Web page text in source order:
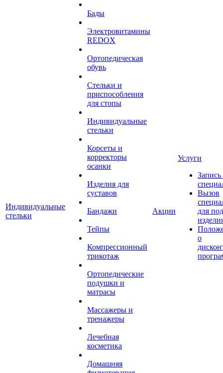
Индивидуальные
стельки
Бады
Электровитамины
REDOX
Ортопедическая
обувь
Стельки и
приспособления
для стопы
Индивидуальные
стельки
Корсеты и
корректоры
осанки
Изделия для
суставов
Бандажи
Тейпы
Компрессионный
трикотаж
Ортопедические
подушки и
матрасы
Массажеры и
тренажеры
Лечебная
косметика
Домашняя
Акции
Услуги
Запись
Вызов
для
о